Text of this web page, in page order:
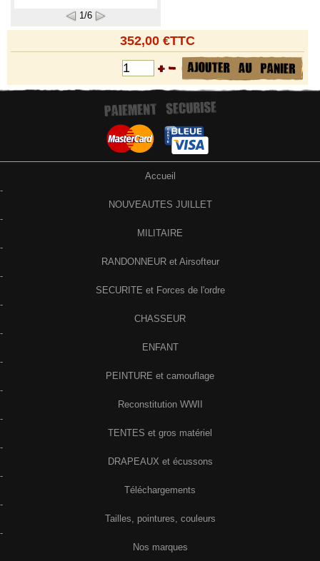
1/6
352,00 €TTC
Accueil
-
NOUVEAUTES JUILLET
-
MILITAIRE
-
RANDONNEUR et Airsofteur
-
SECURITE et Forces de l'ordre
-
CHASSEUR
-
ENFANT
-
PEINTURE et camouflage
-
Reconstitution WWII
-
TENTES et gros matériel
-
DRAPEAUX et écussons
-
Téléchargements
-
Tailles, pointures, couleurs
-
Nos marques